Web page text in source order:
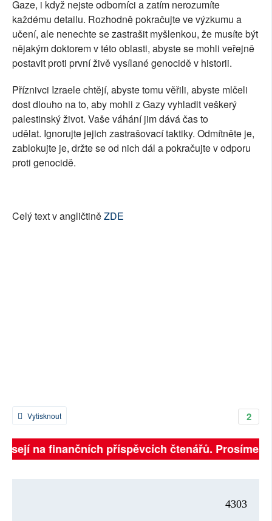
Gaze, i když nejste odborníci a zatím nerozumíte
každému detailu. Rozhodně pokračujte ve výzkumu a
učení, ale nenechte se zastrašit myšlenkou, že musíte být
nějakým doktorem v této oblasti, abyste se mohli veřejně
postavit proti první živě vysílané genocidě v historii.
Příznivci Izraele chtějí, abyste tomu věřili, abyste mlčeli
dost dlouho na to, aby mohli z Gazy vyhladit veškerý
palestinský život. Vaše váhání jim dává čas to
udělat. Ignorujte jejich zastrašovací taktiky. Odmítněte je,
zablokujte je, držte se od nich dál a pokračujte v odporu
proti genocidě.
Celý text v angličtiněZDE
2
Vytisknout
na finančních příspěvcích čtenářů. Prosíme,
4303